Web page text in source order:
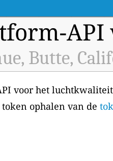
Butte,
voor het
ophalen van de